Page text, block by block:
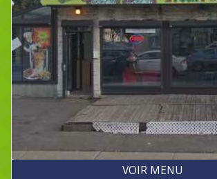
VOIR MENU